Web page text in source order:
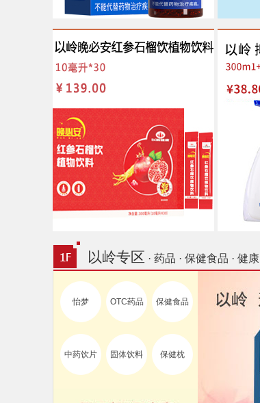
以岭专区 · 药品 · 保健食品 · 健康
怡梦 OTC药品 保健食品
中药饮片 固体饮料 保健枕